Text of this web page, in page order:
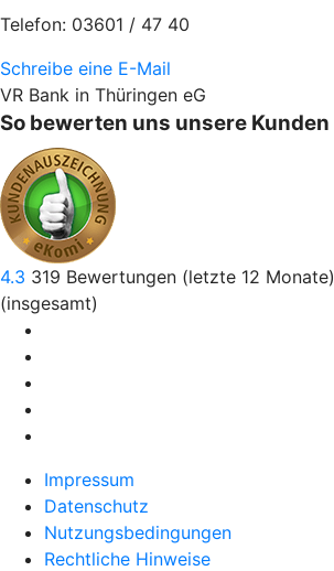
Telefon: 03601 / 47 40
Schreibe eine E-Mail
VR Bank in Thüringen eG
So bewerten uns unsere Kunden
4.3 319 Bewertungen (letzte 12 Monate)
(insgesamt)
Impressum
Datenschutz
Nutzungsbedingungen
Rechtliche Hinweise